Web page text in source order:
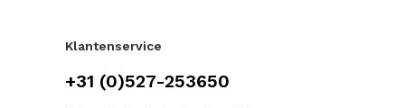
Klantenservice
+31 (0)527-253650